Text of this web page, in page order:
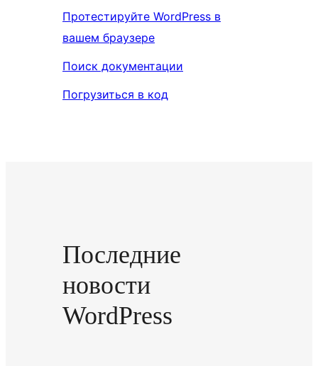
Протестируйте WordPress в
вашем браузере
Поиск документации
Погрузиться в код
Последние
новости
WordPress